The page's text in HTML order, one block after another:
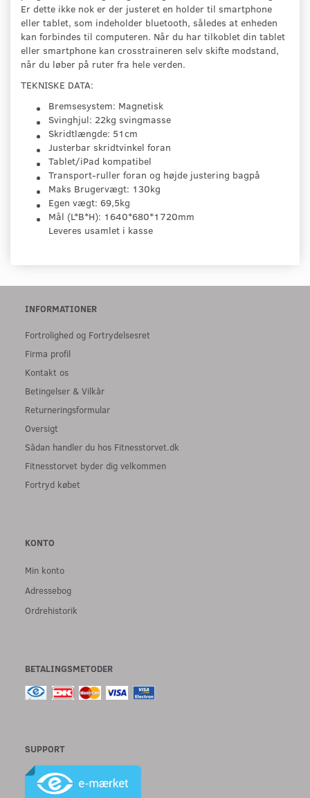
Er dette ikke nok er der justeret en holder til smartphone
eller tablet, som indeholder bluetooth, således at enheden
kan forbindes til computeren. Når du har tilkoblet din tablet
eller smartphone kan crosstraineren selv skifte modstand,
når du løber på ruter fra hele verden.
TEKNISKE DATA:
Bremsesystem: Magnetisk
Svinghjul: 22kg svingmasse
Skridtlængde: 51cm
Justerbar skridtvinkel foran
Tablet/iPad kompatibel
Transport-ruller foran og højde justering bagpå
Maks Brugervægt: 130kg
Egen vægt: 69,5kg
Mål (L*B*H): 1640*680*1720mm
Leveres usamlet i kasse
INFORMATIONER
Fortrolighed og Fortrydelsesret
Firma profil
Kontakt os
Betingelser & Vilkår
Returneringsformular
Oversigt
Sådan handler du hos Fitnesstorvet.dk
Fitnesstorvet byder dig velkommen
Fortryd købet
KONTO
Min konto
Adressebog
Ordrehistorik
BETALINGSMETODER
SUPPORT